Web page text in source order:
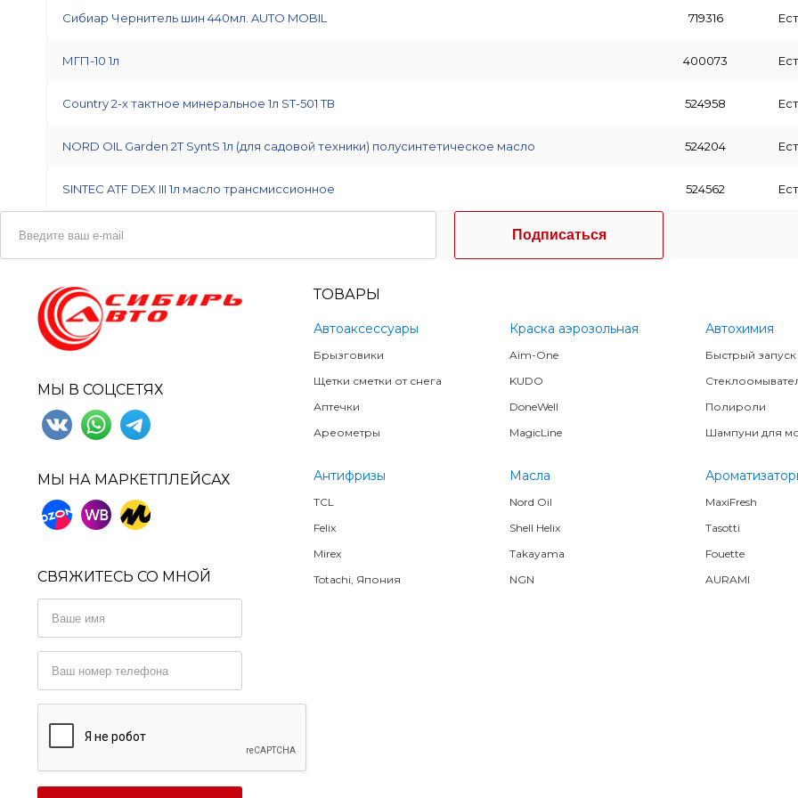
Сибиар Чернитель шин 440мл. AUTO MOBIL 719316
МГП-10 1л 400073
Country 2-х тактное минеральное 1л ST-501 ТВ 524958
NORD OIL Garden 2T SyntS 1л (для садовой техники) полусинтетическое масло 524204
SINTEC ATF DEX III 1л масло трансмиссионное 524562
Подписаться
МЫ В СОЦСЕТЯХ
МЫ НА МАРКЕТПЛЕЙСАХ
СВЯЖИТЕСЬ СО МНОЙ
ТОВАРЫ
Автоаксессуары
Брызговики
Щетки сметки от снега
Аптечки
Ареометры
Краска аэрозольная
Aim-One
KUDO
DoneWell
MagicLine
Автохимия
Быстрый запуск
Полироли
Шампуни для
Антифризы
TCL
Felix
Mirex
Totachi, Япония
Масла
Nord Oil
Shell Helix
Takayama
NGN
MaxiFresh
Tasotti
Fouette
AURAMI